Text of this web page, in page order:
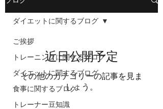
ご挨拶
トレーニングに関するブログ
ダイエットに関するブログ
食事に関するブログ
トレーナー豆知識
ダイエットに関するブログ
近日公開予定
その他のカテゴリーの記事を見ま
しょう。